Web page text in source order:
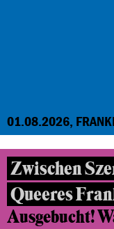
01.08.2026,
Zwischen
Queeres
Ausgebucht!